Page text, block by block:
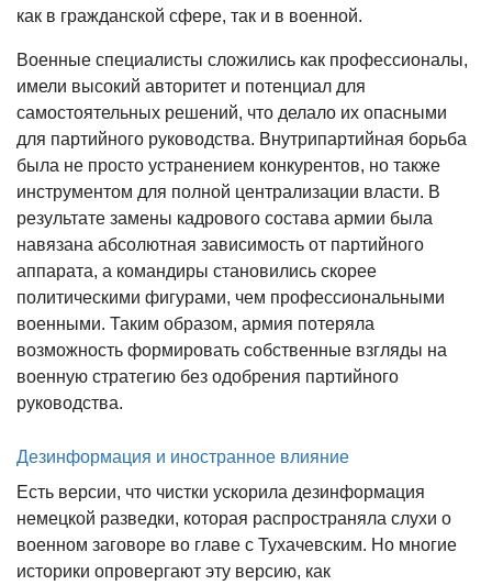
как в гражданской сфере, так и в военной.
Военные специалисты сложились как профессионалы,
имели высокий авторитет и потенциал для
самостоятельных решений, что делало их опасными
для партийного руководства. Внутрипартийная борьба
была не просто устранением конкурентов, но также
инструментом для полной централизации власти. В
результате замены кадрового состава армии была
навязана абсолютная зависимость от партийного
аппарата, а командиры становились скорее
политическими фигурами, чем профессиональными
военными. Таким образом, армия потеряла
возможность формировать собственные взгляды на
военную стратегию без одобрения партийного
руководства.
Дезинформация и иностранное влияние
Есть версии, что чистки ускорила дезинформация
немецкой разведки, которая распространяла слухи о
военном заговоре во главе с Тухачевским. Но многие
историки опровергают эту версию, как